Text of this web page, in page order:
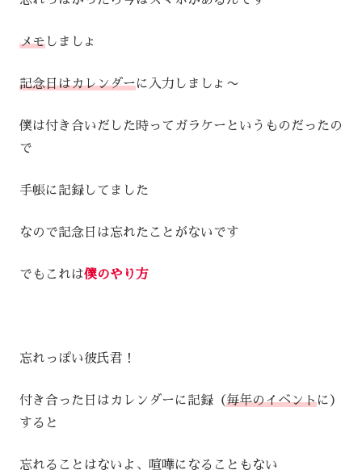
メモ しましょ
記念日はカレンダーに入力しましょ〜
僕は付き合いだした時ってガラケーというものだったの
で
手帳に記録してました
なので記念日は忘れたことがないです
でもこれは僕のやり方
忘れっぽい彼氏君！
付き合った日はカレンダーに記録（毎年のイベントに）
すると
忘れることはないよ、喧嘩になることもない